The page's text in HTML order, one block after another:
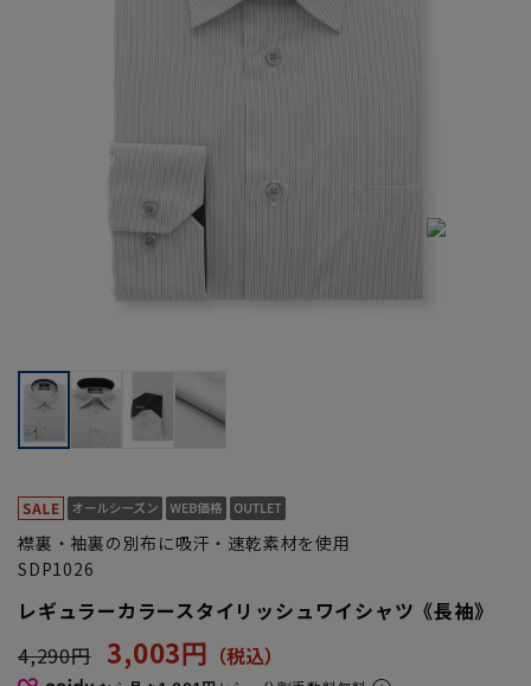
襟裏・袖裏の別布に吸汗・速乾素材を使用
SDP1026
レギュラーカラースタイリッシュワイシャツ《長袖》
4,290円 3,003円